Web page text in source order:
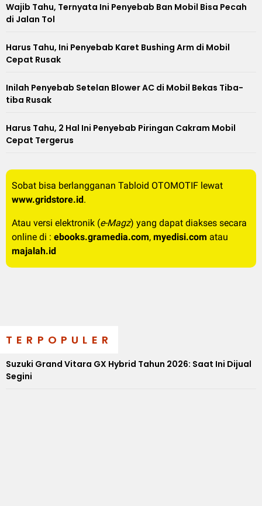
Wajib Tahu, Ternyata Ini Penyebab Ban Mobil Bisa Pecah
di Jalan Tol
Harus Tahu, Ini Penyebab Karet Bushing Arm di Mobil
Cepat Rusak
Inilah Penyebab Setelan Blower AC di Mobil Bekas Tiba-
tiba Rusak
Harus Tahu, 2 Hal Ini Penyebab Piringan Cakram Mobil
Cepat Tergerus
Sobat bisa berlangganan Tabloid OTOMOTIF lewat
www.gridstore.id.
Atau versi elektronik (e-Magz) yang dapat diakses secara
online di : ebooks.gramedia.com, myedisi.com atau
majalah.id
TERPOPULER
Suzuki Grand Vitara GX Hybrid Tahun 2026: Saat Ini Dijual
Segini